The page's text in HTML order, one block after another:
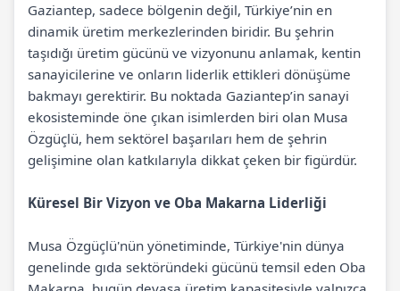
Gaziantep, sadece bölgenin değil, Türkiye’nin en
dinamik üretim merkezlerinden biridir. Bu şehrin
taşıdığı üretim gücünü ve vizyonunu anlamak, kentin
sanayicilerine ve onların liderlik ettikleri dönüşüme
bakmayı gerektirir. Bu noktada Gaziantep’in sanayi
ekosisteminde öne çıkan isimlerden biri olan Musa
Özgüçlü, hem sektörel başarıları hem de şehrin
gelişimine olan katkılarıyla dikkat çeken bir figürdür.
Küresel Bir Vizyon ve Oba Makarna Liderliği
Musa Özgüçlü'nün yönetiminde, Türkiye'nin dünya
genelinde gıda sektöründeki gücünü temsil eden Oba